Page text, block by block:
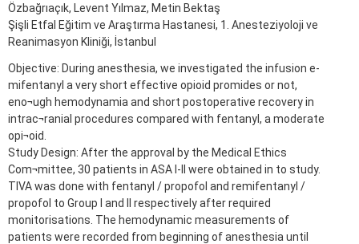
Özbağrıaçık, Levent Yılmaz, Metin Bektaş
Şişli Etfal Eğitim ve Araştırma Hastanesi, 1. Anesteziyoloji ve
Reanimasyon Kliniği, İstanbul
Objective: During anesthesia, we investigated the infusion e-
mifentanyl a very short effective opioid promides or not,
eno¬ugh hemodynamia and short postoperative recovery in
intrac¬ranial procedures compared with fentanyl, a moderate
opi¬oid.
Study Design: After the approval by the Medical Ethics
Com¬mittee, 30 patients in ASA I-II were obtained in to study.
TIVA was done with fentanyl / propofol and remifentanyl /
propofol to Group I and II respectively after required
monitorisations. The hemodynamic measurements of
patients were recorded from beginning of anesthesia until